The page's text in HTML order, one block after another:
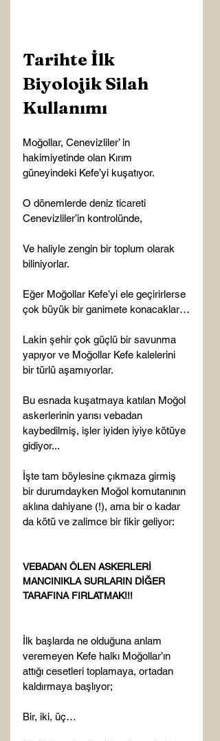
Tarihte İlk
Biyolojik Silah
Kullanımı
Moğollar, Cenevizliler’ in
hakimiyetinde olan Kırım
güneyindeki Kefe’yi kuşatıyor.
O dönemlerde deniz ticareti
Cenevizliler’in kontrolünde,
Ve haliyle zengin bir toplum olarak
biliniyorlar.
Eğer Moğollar Kefe’yi ele geçirirlerse
çok büyük bir ganimete konacaklar…
Lakin şehir çok güçlü bir savunma
yapıyor ve Moğollar Kefe kalelerini
bir türlü aşamıyorlar.
Bu esnada kuşatmaya katılan Moğol
askerlerinin yarısı vebadan
kaybedilmiş, işler iyiden iyiye kötüye
gidiyor...
İşte tam böylesine çıkmaza girmiş
bir durumdayken Moğol komutanının
aklına dahiyane (!), ama bir o kadar
da kötü ve zalimce bir fikir geliyor:
VEBADAN ÖLEN ASKERLERİ
MANCINIKLA SURLARIN DİĞER
TARAFINA FIRLATMAK!!!
İlk başlarda ne olduğuna anlam
veremeyen Kefe halkı Moğollar’ın
attığı cesetleri toplamaya, ortadan
kaldırmaya başlıyor;
Bir, iki, üç…